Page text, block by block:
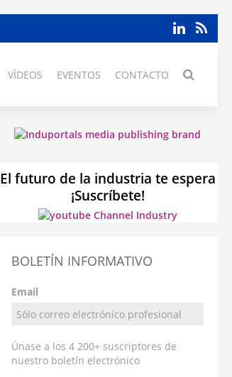
VÍDEOS EVENTOS CONTACTO
El futuro de la industria te espera
¡Suscríbete!
BOLETÍN INFORMATIVO
Email
Únase a los 4 200+ suscriptores de
nuestro boletín electrónico